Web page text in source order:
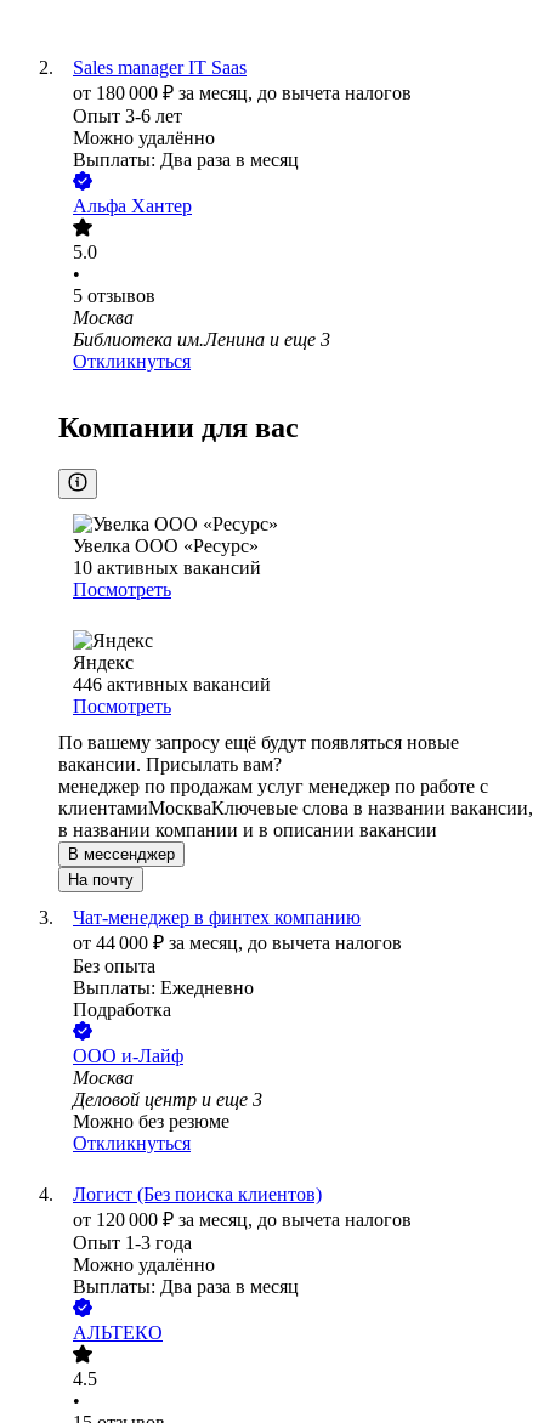
Sales manager IT Saas
от 180 000 ₽ за месяц, до вычета налогов
Опыт 3-6 лет
Можно удалённо
Выплаты: Два раза в месяц
Альфа Хантер
5.0
•
5 отзывов
Москва
Библиотека им.Ленина и еще 3
Откликнуться
Компании для вас
Увелка ООО «Ресурс»
10 активных вакансий
Посмотреть
Яндекс
446 активных вакансий
Посмотреть
По вашему запросу ещё будут появляться новые
вакансии. Присылать вам?
менеджер по продажам услуг менеджер по работе с
клиентамиМоскваКлючевые слова в названии вакансии,
в названии компании и в описании вакансии
В мессенджер
На почту
Чат-менеджер в финтех компанию
от 44 000 ₽ за месяц, до вычета налогов
Без опыта
Выплаты: Ежедневно
Подработка
ООО и-Лайф
Москва
Деловой центр и еще 3
Можно без резюме
Откликнуться
Логист (Без поиска клиентов)
от 120 000 ₽ за месяц, до вычета налогов
Опыт 1-3 года
Можно удалённо
Выплаты: Два раза в месяц
АЛЬТЕКО
4.5
•